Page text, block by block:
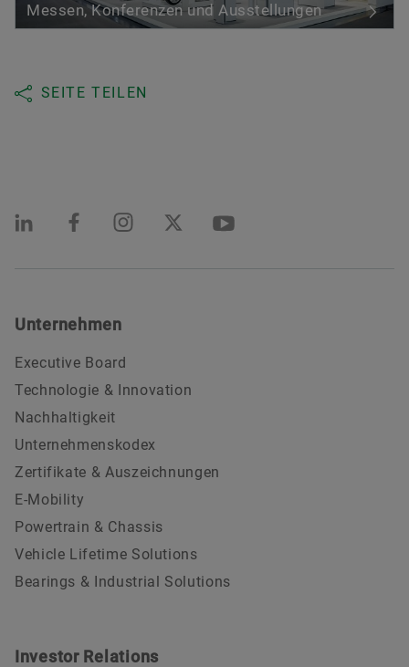
Messen, Konferenzen und Ausstellungen
SEITE TEILEN
Unternehmen
Executive Board
Technologie & Innovation
Nachhaltigkeit
Unternehmenskodex
Zertifikate & Auszeichnungen
E-Mobility
Powertrain & Chassis
Vehicle Lifetime Solutions
Bearings & Industrial Solutions
Investor Relations